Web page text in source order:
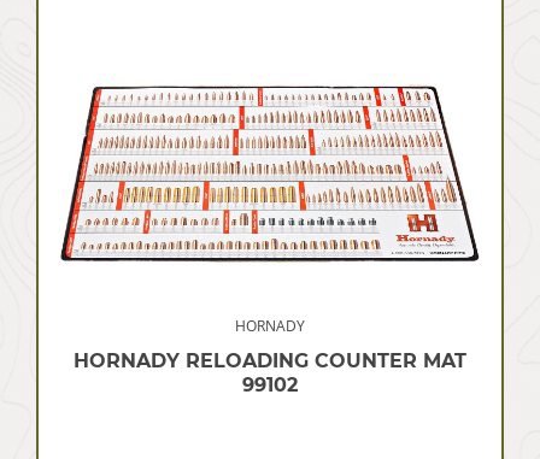
HORNADY
HORNADY RELOADING COUNTER MAT
99102